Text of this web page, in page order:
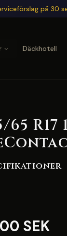
på 30
Däckhotell
65
SEK